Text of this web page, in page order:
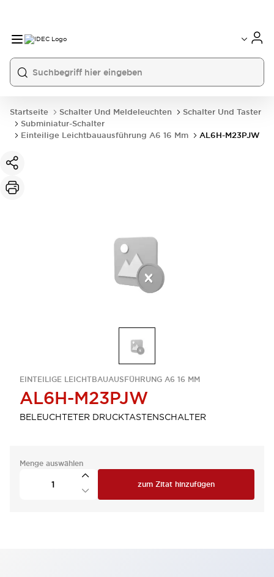
Startseite Schalter Und Meldeleuchten
Schalter Und Taster
Subminiatur-Schalter
Einteilige Leichtbauausführung A6 16 Mm
AL6H-M23PJW
EINTEILIGE LEICHTBAUAUSFÜHRUNG A6 16 MM
AL6H-M23PJW
BELEUCHTETER DRUCKTASTENSCHALTER
Menge auswählen
zum Zitat hinzufügen